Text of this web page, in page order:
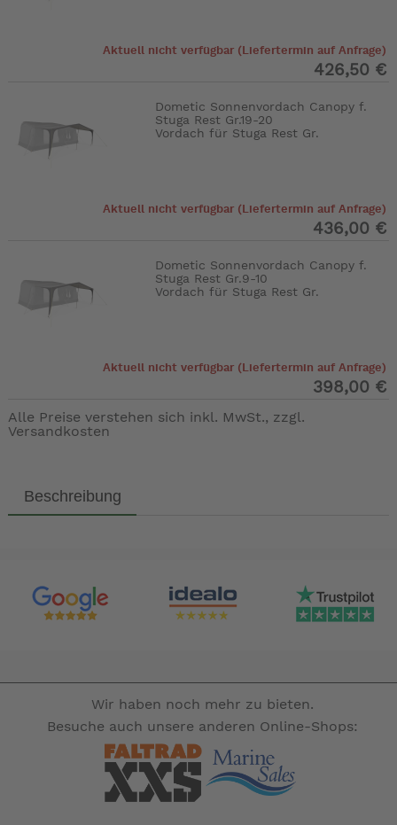
Aktuell nicht verfügbar (Liefertermin auf Anfrage)
426,50 €
Dometic Sonnenvordach Canopy f.
Stuga Rest Gr.19-20
Vordach für Stuga Rest Gr.
Aktuell nicht verfügbar (Liefertermin auf Anfrage)
436,00 €
Dometic Sonnenvordach Canopy f.
Stuga Rest Gr.9-10
Vordach für Stuga Rest Gr.
Aktuell nicht verfügbar (Liefertermin auf Anfrage)
398,00 €
Alle Preise verstehen sich inkl. MwSt., zzgl.
Versandkosten
Beschreibung
Wir haben noch mehr zu bieten.
Besuche auch unsere anderen Online-Shops: